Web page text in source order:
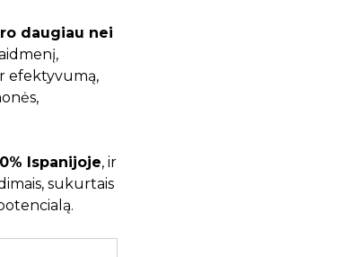
daugiau nei
efektyvumą,
Ispanijoje, ir
sukurtais